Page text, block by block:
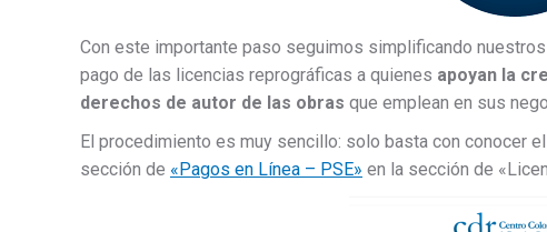
Con este importante paso seguimos simplificando
pago de las licencias reprográficas a quienes apoyan la
derechos de autor de las obras que emplean en sus
El procedimiento es muy sencillo: solo basta con conocer
sección de «Pagos en Línea – PSE» en la sección de